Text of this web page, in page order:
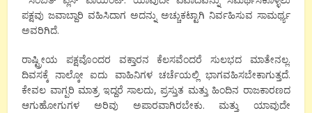
ಪಕ್ಷವು ಜವಾಬ್ದಾರಿ ವಹಿಸಿದಾಗ ಅದನ್ನು ಅಚ್ಚುಕಟ್ಟಾಗಿ ನಿರ್ವಹಿಸುವ ಸಾಮರ್ಥ್ಯ
ಅವರಿಗಿದೆ.
ರಾಷ್ಟ್ರೀಯ ಪಕ್ಷವೊಂದರ ವಕ್ತಾರನ ಕೆಲಸವೆಂದರೆ ಸುಲಭದ ಮಾತೇನಲ್ಲ.
ದಿವಸಕ್ಕೆ ನಾಲ್ಕೋ ಐದು ವಾಹಿನಿಗಳ ಚರ್ಚೆಯಲ್ಲಿ ಭಾಗವಹಿಸಬೇಕಾಗುತ್ತದೆ.
ಕೇವಲ ವಾಗ್ಪರಿ ಮಾತ್ರ ಇದ್ದರೆ ಸಾಲದು, ಪ್ರಸ್ತುತ ಮತ್ತು ಹಿಂದಿನ ರಾಜಕಾರಣದ
ಆಗುಹೋಗುಗಳ ಅರಿವು ಅಪಾರವಾಗಿರಬೇಕು. ಮತ್ತು ಯಾವುದೇ